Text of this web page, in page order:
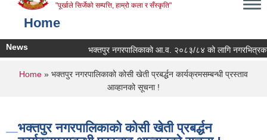
"पूर्खाले सिर्जेको सम्पत्ति, हाम्रो कला र सँस्कृति"
Home
News भक्तपुर नगरपालिकाको आ.व. २०८३/८४ को लागि नगरभित्रका
You are here
Home » भक्तपुर नगरपालिकाको कोसी खेती प्रबर्द्धन कार्यक्रमसम्बन्धी प्रस्ताव
आव्हानको सूचना !
भक्तपुर नगरपालिकाको कोसी खेती प्रबर्द्धन